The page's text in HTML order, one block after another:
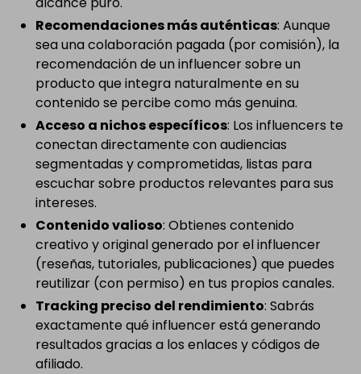
Recomendaciones más auténticas: Aunque
sea una colaboración pagada (por comisión), la
recomendación de un influencer sobre un
producto que integra naturalmente en su
contenido se percibe como más genuina.
Acceso a nichos específicos: Los influencers te
conectan directamente con audiencias
segmentadas y comprometidas, listas para
escuchar sobre productos relevantes para sus
intereses.
Contenido valioso: Obtienes contenido
creativo y original generado por el influencer
(reseñas, tutoriales, publicaciones) que puedes
reutilizar (con permiso) en tus propios canales.
Tracking preciso del rendimiento: Sabrás
exactamente qué influencer está generando
resultados gracias a los enlaces y códigos de
afiliado.